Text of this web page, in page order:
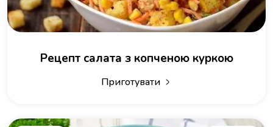
Рецепт салата з копченою куркою
Приготувати